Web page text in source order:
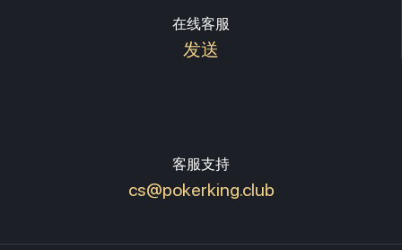
在线客服
发送
客服支持
cs@pokerking.club